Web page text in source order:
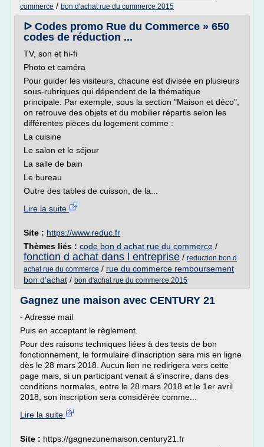
commerce / bon d'achat rue du commerce 2015
ᐅ Codes promo Rue du Commerce » 650
codes de réduction ...
TV, son et hi-fi
Photo et caméra
Pour guider les visiteurs, chacune est divisée en plusieurs
sous-rubriques qui dépendent de la thématique
principale. Par exemple, sous la section "Maison et déco",
on retrouve des objets et du mobilier répartis selon les
différentes pièces du logement comme :
La cuisine
Le salon et le séjour
La salle de bain
Le bureau
Outre des tables de cuisson, de la...
Lire la suite
Site : https://www.reduc.fr
Thèmes liés : code bon d achat rue du commerce /
fonction d achat dans l entreprise / reduction bon d
achat rue du commerce / rue du commerce remboursement
bon d'achat / bon d'achat rue du commerce 2015
Gagnez une maison avec CENTURY 21
- Adresse mail
Puis en acceptant le règlement.
Pour des raisons techniques liées à des tests de bon
fonctionnement, le formulaire d'inscription sera mis en ligne
dès le 28 mars 2018. Aucun lien ne redirigera vers cette
page mais, si un participant venait à s'inscrire, dans des
conditions normales, entre le 28 mars 2018 et le 1er avril
2018, son inscription sera considérée comme...
Lire la suite
Site : https://gagnezunemaison.century21.fr